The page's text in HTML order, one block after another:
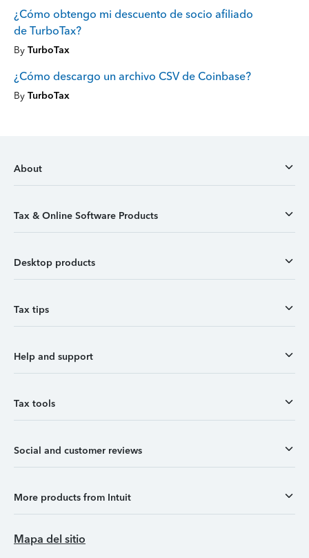
¿Cómo obtengo mi descuento de socio afiliado
de TurboTax?
By TurboTax
¿Cómo descargo un archivo CSV de Coinbase?
By TurboTax
About
Tax & Online Software Products
Desktop products
Tax tips
Help and support
Tax tools
Social and customer reviews
More products from Intuit
Mapa del sitio